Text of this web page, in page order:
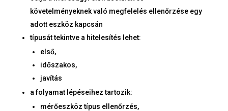
követelményeknek való megfelelés ellenőrzése egy
adott eszköz kapcsán
típusát tekintve a hitelesítés lehet:
első,
időszakos,
javítás
a folyamat lépéseihez tartozik:
mérőeszköz típus ellenőrzés,